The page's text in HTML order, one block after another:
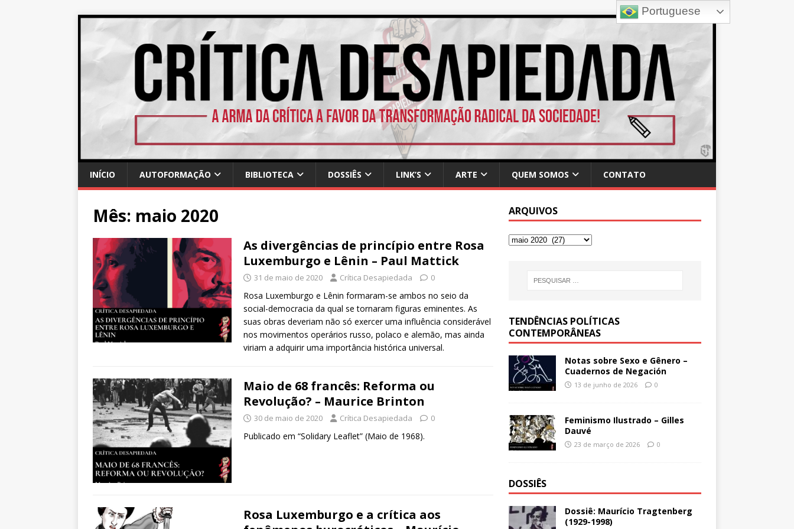
INÍCIO AUTOFORMAÇÃO BIBLIOTECA DOSSIÊS LINK’S ARTE QUEM SOMOS CONTATO
Mês: maio 2020
As divergências de princípio entre Rosa
Luxemburgo e Lênin – Paul Mattick
31 de maio de 2020 Crítica Desapiedada 0
Rosa Luxemburgo e Lênin formaram-se ambos no seio da
social-democracia da qual se tornaram figuras eminentes. As
suas obras deveriam não só exercer uma influência considerável
nos movimentos operários russo, polaco e alemão, mas ainda
viriam a adquirir uma importância histórica universal.
Maio de 68 francês: Reforma ou
Revolução? – Maurice Brinton
30 de maio de 2020 Crítica Desapiedada 0
Publicado em “Solidary Leaflet” (Maio de 1968).
Rosa Luxemburgo e a crítica aos
ARQUIVOS
TENDÊNCIAS POLÍTICAS
CONTEMPORÂNEAS
Notas sobre Sexo e Gênero –
Cuadernos de Negación
13 de junho de 2026 0
Feminismo Ilustrado – Gilles
Dauvé
23 de março de 2026 0
DOSSIÊS
Dossiê: Maurício Tragtenberg
(1929-1998)
Portuguese